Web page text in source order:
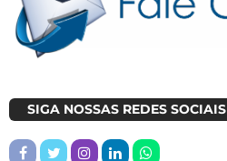
SIGA NOSSAS REDES SOCIAIS